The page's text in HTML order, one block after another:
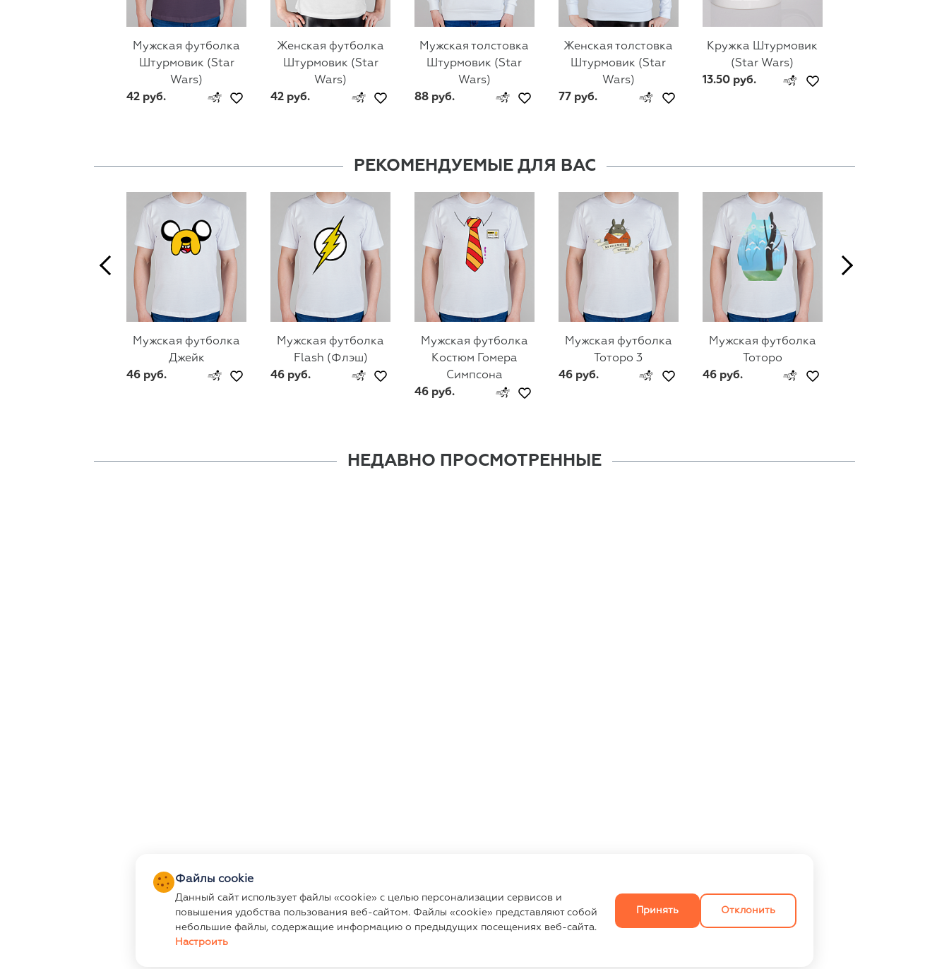
Мужская футболка
Штурмовик (Star
Wars)
42 руб.
Женская футболка
Штурмовик (Star
Wars)
42 руб.
Мужская толстовка
Штурмовик (Star
Wars)
88 руб.
Женская толстовка
Штурмовик (Star
Wars)
77 руб.
Кружка Штурмовик
(Star Wars)
13.50 руб.
РЕКОМЕНДУЕМЫЕ ДЛЯ ВАС
Мужская футболка
Джейк
46 руб.
Мужская футболка
Flash (Флэш)
46 руб.
Мужская футболка
Костюм Гомера
Симпсона
46 руб.
Мужская футболка
Тоторо 3
46 руб.
Мужская футболка
Тоторо
46 руб.
НЕДАВНО ПРОСМОТРЕННЫЕ
Файлы cookie
Данный сайт использует файлы «cookie» с целью персонализации сервисов и
повышения удобства пользования веб-сайтом. Файлы «cookie» представляют собой
небольшие файлы, содержащие информацию о предыдущих посещениях веб-сайта.
Настроить
Принять Отклонить